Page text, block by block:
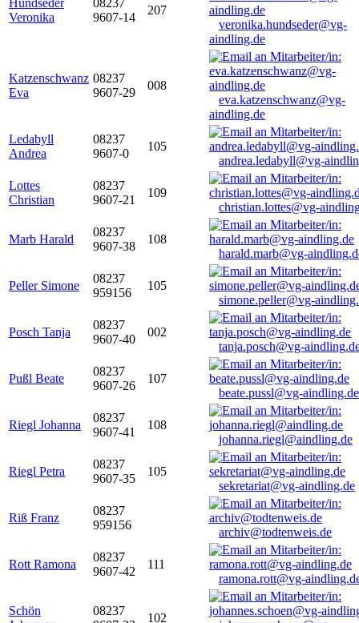
Hundseder
Veronika
08237
9607-14
207
veronika.hundseder@vg-
aindling.de
Katzenschwanz
Eva
08237
9607-29
008
eva.katzenschwanz@vg-
aindling.de
Ledabyll
Andrea
08237
9607-0
105
andrea.ledabyll@vg-
Lottes
Christian
08237
9607-21
109
christian.lottes@vg-
Marb Harald
08237
9607-38
108
harald.marb@vg-
Peller Simone
08237
959156
105
simone.peller@vg-
Posch Tanja
08237
9607-40
002
tanja.posch@vg-
Pußl Beate
08237
9607-26
107
beate.pussl@vg-aindling.de
Riegl Johanna
08237
9607-41
108
johanna.riegl@aindling.de
Riegl Petra
08237
9607-35
105
sekretariat@vg-aindling.de
Riß Franz
08237
959156
archiv@todtenweis.de
Rott Ramona
08237
9607-42
111
ramona.rott@vg-
Schön
08237
102